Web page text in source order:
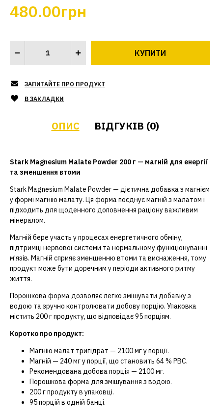
480.00грн
ЗАПИТАЙТЕ ПРО ПРОДУКТ
В ЗАКЛАДКИ
ОПИС ВІДГУКІВ (0)
Stark Magnesium Malate Powder 200 г — магній для енергії
та зменшення втоми
Stark Magnesium Malate Powder — дієтична добавка з магнієм
у формі магнію малату. Ця форма поєднує магній з малатом і
підходить для щоденного доповнення раціону важливим
мінералом.
Магній бере участь у процесах енергетичного обміну,
підтримці нервової системи та нормальному функціонуванні
м’язів. Магній сприяє зменшенню втоми та виснаження, тому
продукт може бути доречним у періоди активного ритму
життя.
Порошкова форма дозволяє легко змішувати добавку з
водою та зручно контролювати добову порцію. Упаковка
містить 200 г продукту, що відповідає 95 порціям.
Коротко про продукт:
Магнію малат тригідрат — 2100 мг у порції.
Магній — 240 мг у порції, що становить 64 % РВС.
Рекомендована добова порція — 2100 мг.
Порошкова форма для змішування з водою.
200 г продукту в упаковці.
95 порцій в одній банці.